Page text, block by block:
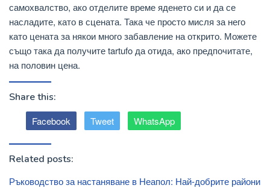
самохвалство, ако отделите време яденето си и да се
насладите, като в сцената. Така че просто мисля за него
като цената за някои много забавление на открито. Можете
също така да получите tartufo да отида, ако предпочитате,
на половин цена.
Share this:
Facebook Tweet WhatsApp
Related posts:
Ръководство за настаняване в Неапол: Най-добрите райони